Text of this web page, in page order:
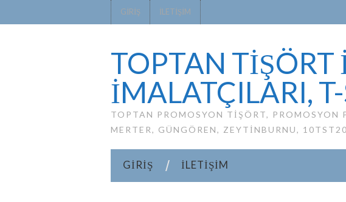
GIRIŞ İLETIŞIM
TOPTAN TİŞÖRT
IMALATÇILARI,
TOPTAN PROMOSYON TIŞÖRT,
MERTER, GÜNGÖREN, ZEYTINBURNU,
GIRIŞ İLETIŞIM